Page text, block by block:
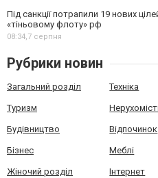
Під санкції потрапили 19 нових
«тіньовому флоту» рф
08:34,7 серпня
Рубрики новин
Загальний розділ Техніка
Туризм
Будівництво Відпочинок
Бізнес Меблі
Жіночий розділ Інтернет